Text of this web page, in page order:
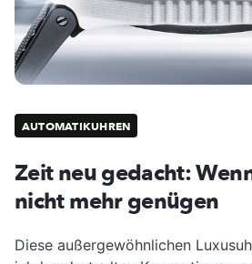
AUTOMATIKUHREN
Zeit neu gedacht:
nicht mehr genügen
Diese außergewöhnlichen